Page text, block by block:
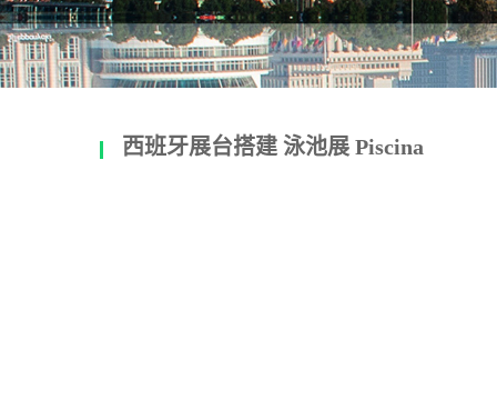
西班牙展台搭建 泳池展 Piscina